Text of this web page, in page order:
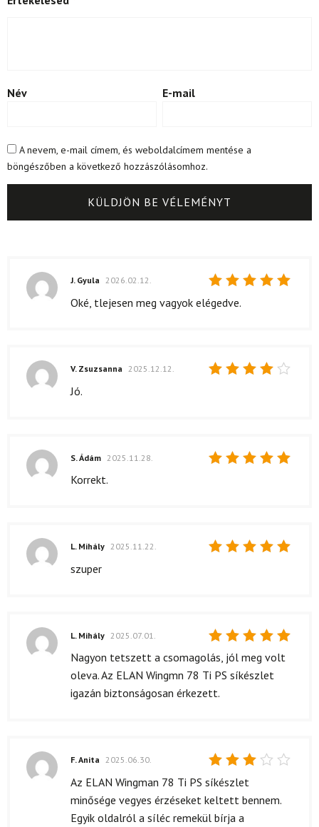
Név E-mail
A nevem, e-mail címem, és weboldalcímem mentése a
böngészőben a következő hozzászólásomhoz.
Értékelés:
5
J. Gyula 2026.02.12.
Oké, tlejesen meg vagyok elégedve.
V. Zsuzsanna 2025.12.12.
Jó.
S. Ádám 2025.11.28.
Korrekt.
L. Mihály 2025.11.22.
szuper
Értékelés:
/ 5
L. Mihály 2025.07.01.
Nagyon tetszett a csomagolás, jól meg volt
oleva. Az ELAN Wingmn 78 Ti PS síkészlet
igazán biztonságosan érkezett.
Értékelés:
F. Anita 2025.06.30.
Az ELAN Wingman 78 Ti PS síkészlet
minősége vegyes érzéseket keltett bennem.
Egyik oldalról a síléc remekül bírja a